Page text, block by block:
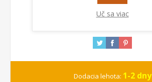
Dodacia lehota: 1-2 dny
Uč sa viac